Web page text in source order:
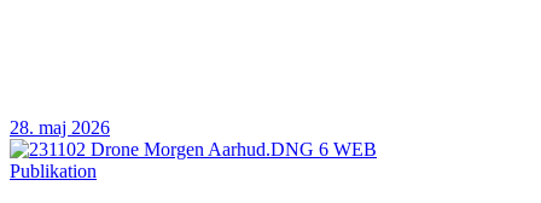
28. maj 2026
Publikation